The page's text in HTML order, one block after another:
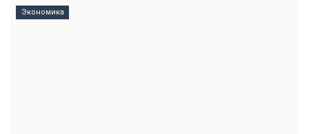
Экономика